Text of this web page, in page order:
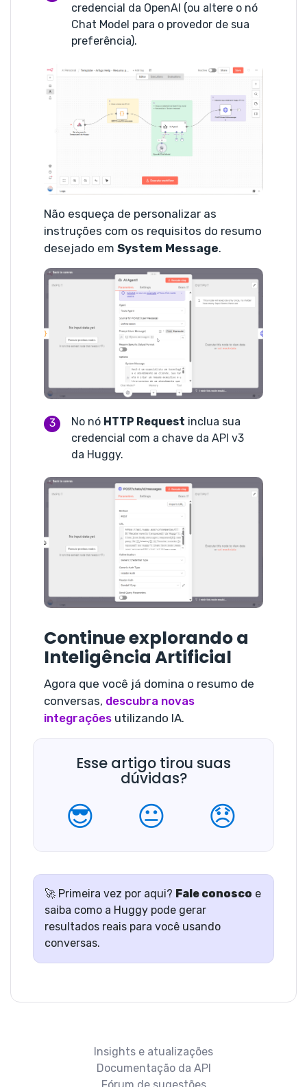
credencial da OpenAI (ou altere o nó
Chat Model para o provedor de sua
preferência).
Não esqueça de personalizar as
instruções com os requisitos do resumo
desejado em System Message.
No nó HTTP Request inclua sua
credencial com a chave da API v3
da Huggy.
Continue explorando a
Inteligência Artificial
Agora que você já domina o resumo de
conversas, descubra novas
integrações utilizando IA.
Esse artigo tirou suas
dúvidas?
😎 😐 😞
🚀 Primeira vez por aqui? Fale conosco e
saiba como a Huggy pode gerar
resultados reais para você usando
conversas.
Insights e atualizações
Documentação da API
Fórum de sugestões